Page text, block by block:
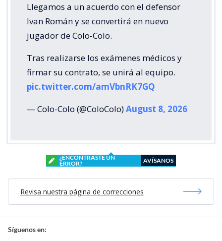
Llegamos a un acuerdo con el defensor
Ivan Román y se convertirá en nuevo
jugador de Colo-Colo.
Tras realizarse los exámenes médicos y
firmar su contrato, se unirá al equipo.
pic.twitter.com/amVbnRK7GQ
— Colo-Colo (@ColoColo)August 8, 2026
¿ENCONTRASTE UN
ERROR?
AVÍSANOS
Revisa nuestra página de correcciones
Síguenos en: